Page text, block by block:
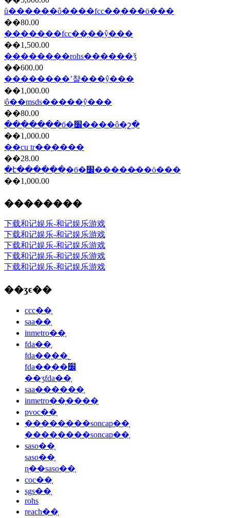
ů������ô����fcc��֤���ö���
��80.00
�������fcc��֤��ŷ���
��1,500.00
��������rohs��֤����ǯ
��600.00
��������ʼ챨���ŷ���
��1,000.00
ʲô��msds�����ŷ���
��80.00
���ְ���ִ�б�׼����ô�շ�
��1,000.00
��cu tr��֤����
��28.00
�է������ִ�б�׼�����̷��ö���
��1,000.00
��������
下载和记娱乐-和记娱乐游戏
下载和记娱乐-和记娱乐游戏
下载和记娱乐-和记娱乐游戏
下载和记娱乐-和记娱乐游戏
下载和记娱乐-和记娱乐游戏
��ʒϵ��
ccc��֤
saa��֤
inmetro��֤
fda��֤
fda��֤��˾
fda��֤��׼
��ʒfda��֤
saa������֤
inmetro��֤����
pvoc��֤
��������soncap��֤
��������soncap��֤
saso��֤
saso��֤
ɳ��saso��֤
coc��֤
sgs��֤
rohs
reach��֤